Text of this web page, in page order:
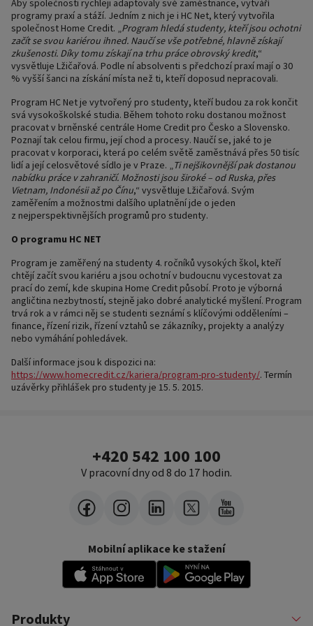
Aby společnosti rychleji adaptovaly své zaměstnance, vytváří
programy praxí a stáží. Jedním z nich je i HC Net, který vytvořila
společnost Home Credit. „Program hledá studenty, kteří jsou ochotni
začít se svou kariérou ihned. Naučí se vše potřebné, hlavně získají
zkušenosti. Díky tomu získají na trhu práce obrovský kredit,“
vysvětluje Lžičařová. Podle ní absolventi s předchozí praxí mají o 30
% vyšší šanci na získání místa než ti, kteří doposud nepracovali.
Program HC Net je vytvořený pro studenty, kteří budou za rok končit
svá vysokoškolské studia. Během tohoto roku dostanou možnost
pracovat v brněnské centrále Home Credit pro Česko a Slovensko.
Poznají tak celou firmu, její chod a procesy. Naučí se, jaké to je
pracovat v korporaci, která po celém světě zaměstnává přes 50 tisíc
lidí a její celosvětové sídlo je v Praze. „Ti nejšikovnější pak dostanou
nabídku práce v zahraničí. Možnosti jsou široké – od Ruska, přes
Vietnam, Indonésii až po Čínu,“ vysvětluje Lžičařová. Svým
zaměřením a možnostmi dalšího uplatnění jde o jeden
z nejperspektivnějších programů pro studenty.
O programu HC NET
Program je zaměřený na studenty 4. ročníků vysokých škol, kteří
chtějí začít svou kariéru a jsou ochotní v budoucnu vycestovat za
prací do zemí, kde skupina Home Credit působí. Proto je výborná
angličtina nezbytností, stejně jako dobré analytické myšlení. Program
trvá rok a v rámci něj se studenti seznámí s klíčovými odděleními –
finance, řízení rizik, řízení vztahů se zákazníky, projekty a analýzy
nebo vymáhání pohledávek.
Další informace jsou k dispozici na:
https://www.homecredit.cz/kariera/program-pro-studenty/. Termín
uzávěrky přihlášek pro studenty je 15. 5. 2015.
+420 542 100 100
V pracovní dny od 8 do 17 hodin.
Mobilní aplikace ke stažení
Produkty